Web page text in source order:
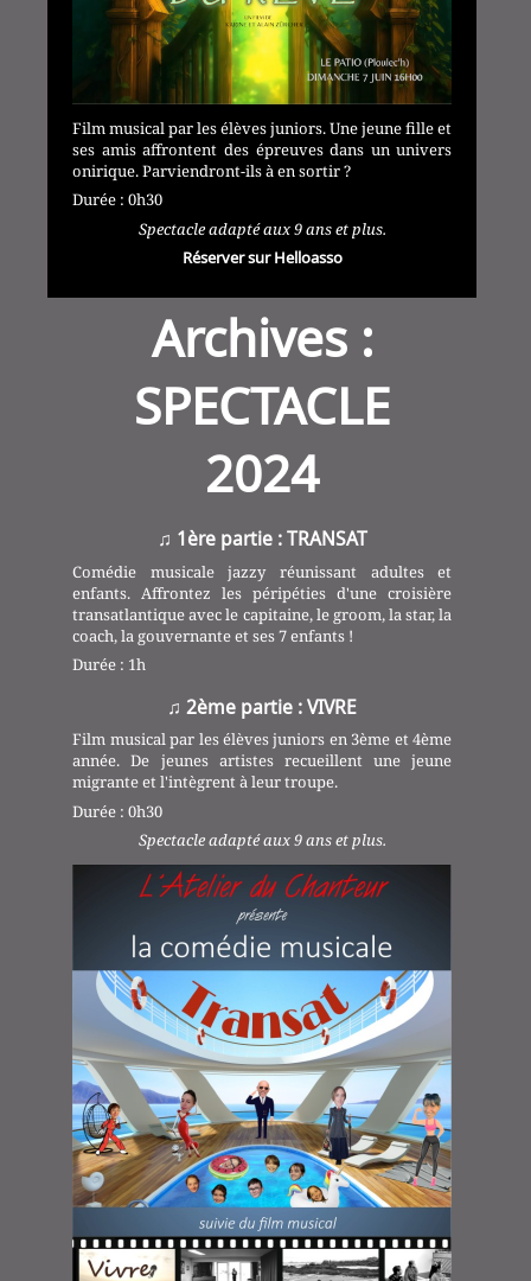
Film musical par les élèves juniors. Une jeune fille et
ses amis affrontent des épreuves dans un univers
onirique. Parviendront-ils à en sortir ?
Durée : 0h30
Spectacle adapté aux 9 ans et plus.
Réserver sur Helloasso
Archives :
SPECTACLE
2024
♫ 1ère partie : TRANSAT
Comédie musicale jazzy réunissant adultes et
enfants. Affrontez les péripéties d'une croisière
transatlantique avec le capitaine, le groom, la star, la
coach, la gouvernante et ses 7 enfants !
Durée : 1h
♫ 2ème partie : VIVRE
Film musical par les élèves juniors en 3ème et 4ème
année. De jeunes artistes recueillent une jeune
migrante et l'intègrent à leur troupe.
Durée : 0h30
Spectacle adapté aux 9 ans et plus.